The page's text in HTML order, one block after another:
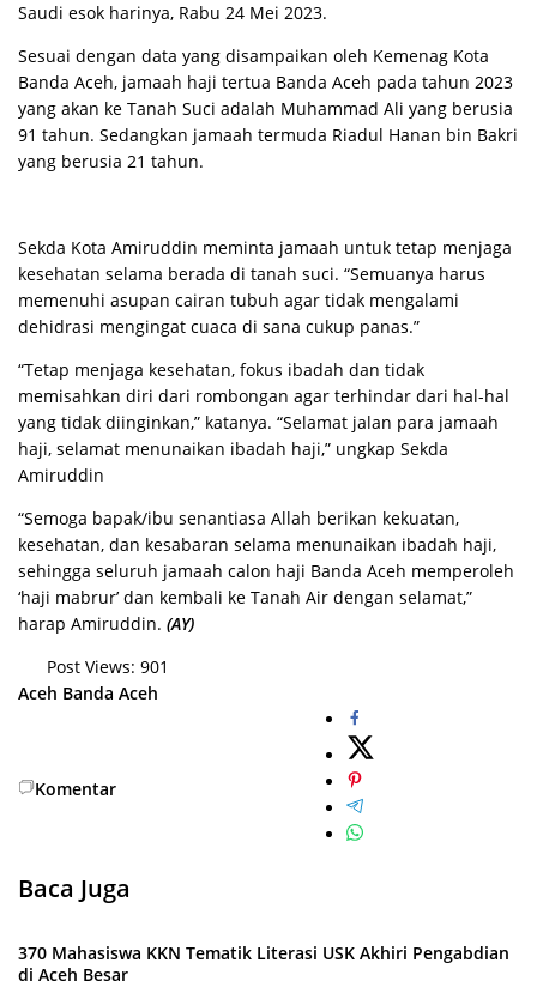
Saudi esok harinya, Rabu 24 Mei 2023.
Sesuai dengan data yang disampaikan oleh Kemenag Kota
Banda Aceh, jamaah haji tertua Banda Aceh pada tahun 2023
yang akan ke Tanah Suci adalah Muhammad Ali yang berusia
91 tahun. Sedangkan jamaah termuda Riadul Hanan bin Bakri
yang berusia 21 tahun.
Sekda Kota Amiruddin meminta jamaah untuk tetap menjaga
kesehatan selama berada di tanah suci. “Semuanya harus
memenuhi asupan cairan tubuh agar tidak mengalami
dehidrasi mengingat cuaca di sana cukup panas.”
“Tetap menjaga kesehatan, fokus ibadah dan tidak
memisahkan diri dari rombongan agar terhindar dari hal-hal
yang tidak diinginkan,” katanya. “Selamat jalan para jamaah
haji, selamat menunaikan ibadah haji,” ungkap Sekda
Amiruddin
“Semoga bapak/ibu senantiasa Allah berikan kekuatan,
kesehatan, dan kesabaran selama menunaikan ibadah haji,
sehingga seluruh jamaah calon haji Banda Aceh memperoleh
‘haji mabrur’ dan kembali ke Tanah Air dengan selamat,”
harap Amiruddin. (AY)
Post Views: 901
Aceh Banda Aceh
Komentar
Baca Juga
370 Mahasiswa KKN Tematik Literasi USK Akhiri Pengabdian
di Aceh Besar